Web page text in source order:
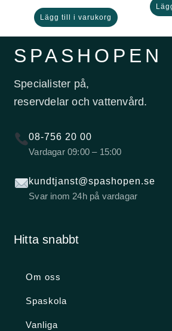
Lägg till i varukorg
SPASHOPEN
Specialister på,
reservdelar och vattenvård.
08-756 20 00
Vardagar 09:00 – 15:00
kundtjanst@spashopen.se
Svar inom 24h på vardagar
Hitta snabbt
Om oss
Spaskola
Vanliga